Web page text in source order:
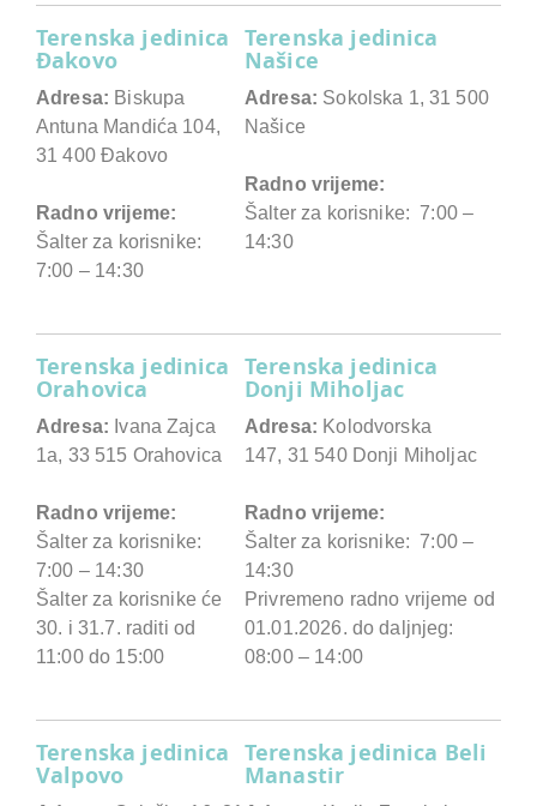
Terenska jedinica
Đakovo
Adresa: Biskupa
Antuna Mandića 104,
31 400 Đakovo
Radno vrijeme:
Šalter za korisnike:
7:00 – 14:30
Terenska jedinica
Našice
Adresa: Sokolska 1, 31 500
Našice
Radno vrijeme:
Šalter za korisnike: 7:00 –
14:30
Terenska jedinica
Orahovica
Adresa: Ivana Zajca
1a, 33 515 Orahovica
Radno vrijeme:
Šalter za korisnike:
7:00 – 14:30
Šalter za korisnike će
30. i 31.7. raditi od
11:00 do 15:00
Terenska jedinica
Donji Miholjac
Adresa: Kolodvorska
147, 31 540 Donji Miholjac
Radno vrijeme:
Šalter za korisnike: 7:00 –
14:30
Privremeno radno vrijeme od
01.01.2026. do daljnjeg:
08:00 – 14:00
Terenska jedinica
Valpovo
Terenska jedinica Beli
Manastir